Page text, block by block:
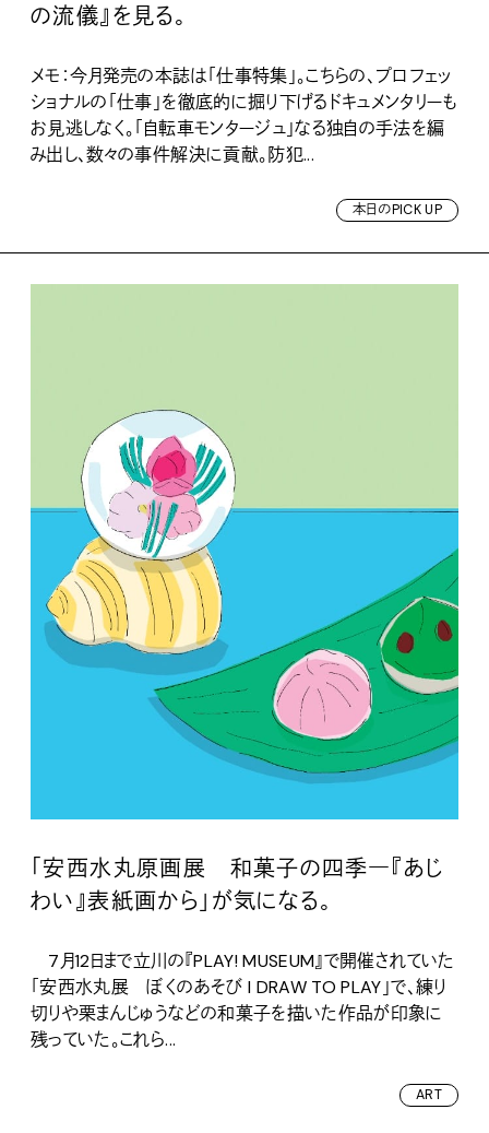
の流儀』を見る。
メモ：今月発売の本誌は「仕事特集」。こちらの、プロフェッ
ショナルの「仕事」を徹底的に掘り下げるドキュメンタリーも
お見逃しなく。「自転車モンタージュ」なる独自の手法を編
み出し、数々の事件解決に貢献。防犯...
本日のPICK UP
「安西水丸原画展 和菓子の四季―『あじ
わい』表紙画から」が気になる。
7月12日まで立川の『PLAY! MUSEUM』で開催されていた
「安西水丸展 ぼくのあそび I DRAW TO PLAY」で、練り
切りや栗まんじゅうなどの和菓子を描いた作品が印象に
残っていた。これら...
ART